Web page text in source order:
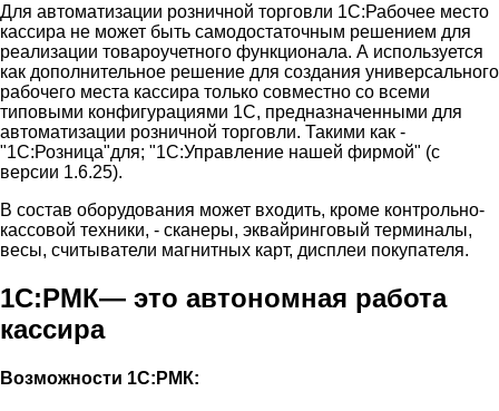
Для автоматизации розничной торговли 1С:Рабочее место
кассира не может быть самодостаточным решением для
реализации товароучетного функционала. А используется
как дополнительное решение для создания универсального
рабочего места кассира только совместно со всеми
типовыми конфигурациями 1С, предназначенными для
автоматизации розничной торговли. Такими как -
"1С:Розница"для; "1С:Управление нашей фирмой" (с
версии 1.6.25).
В состав оборудования может входить, кроме контрольно-
кассовой техники, - сканеры, эквайринговый терминалы,
весы, считыватели магнитных карт, дисплеи покупателя.
1С:РМК— это автономная работа
кассира
Возможности 1С:РМК: